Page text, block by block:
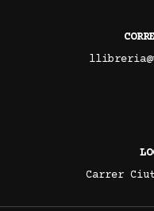
Carrer